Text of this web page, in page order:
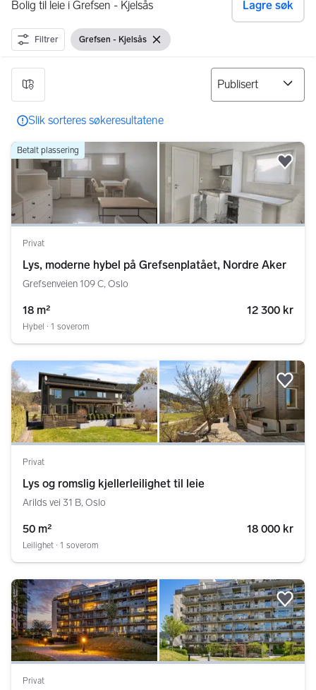
Bolig til leie i Grefsen - Kjelsås Lagre søk
Filtrer Vis filter
Grefsen - Kjelsås Fjern filter
64 resultater
Slik sorteres søkeresultatene
Privat
Lys, moderne hybel på Grefsenplatået, Nordre Aker
Grefsenveien 109 C, Oslo
18 m² 12 300 kr
Hybel ∙ 1 soverom
Betalt plassering
Privat
Lys og romslig kjellerleilighet til leie
Arilds vei 31 B, Oslo
50 m² 18 000 kr
Leilighet ∙ 1 soverom
Privat